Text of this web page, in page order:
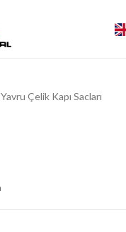
Çelik Kapı Sacları